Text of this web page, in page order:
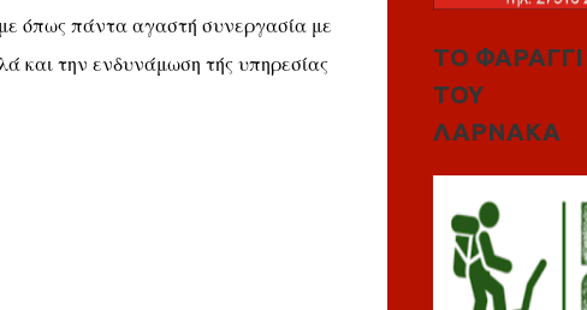
όπως πάντα αγαστή συνεργασία με
και την ενδυνάμωση τής υπηρεσίας
ΤΟ ΦΑΡΑΓΓΙ
ΤΟΥ
ΛΑΡΝΑΚΑ